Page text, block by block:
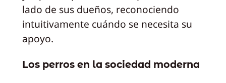
lado de sus dueños, reconociendo
intuitivamente cuándo se necesita su
apoyo.
Los perros en la sociedad moderna